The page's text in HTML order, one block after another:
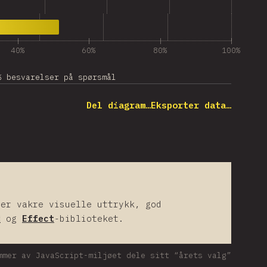
40% 60% 80% 100%
besvarelser på spørsmål
Del diagram…Eksporter data…
vakre visuelle uttrykk, god
og Effect-biblioteket.
av JavaScript-miljøet dele sitt “årets valg”